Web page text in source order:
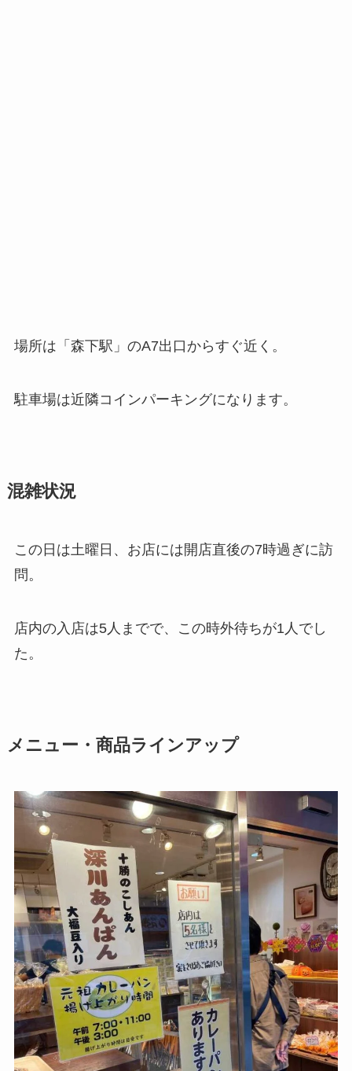
場所は「森下駅」のA7出口からすぐ近く。
駐車場は近隣コインパーキングになります。
混雑状況
この日は土曜日、お店には開店直後の7時過ぎに訪
問。
店内の入店は5人までで、この時外待ちが1人でし
た。
メニュー・商品ラインアップ